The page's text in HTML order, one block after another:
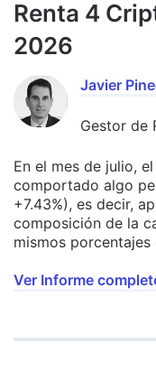
Renta 4
2026
Javier
Gestor de
En el mes de julio,
comportado algo
+7.43%), es decir,
composición de la
mismos porcentajes
Ver Informe